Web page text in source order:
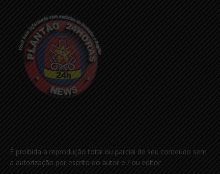
É proibida a reprodução total ou parcial de seu conteúdo sem
a autorização por escrito do autor e / ou editor